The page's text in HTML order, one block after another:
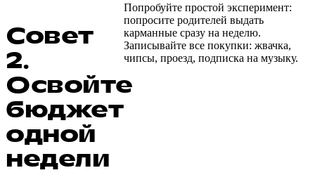
Совет
2.
Освойте
бюджет
одной
недели
Попробуйте простой эксперимент:
попросите родителей выдать
карманные сразу на неделю.
Записывайте все покупки: жвачка,
чипсы, проезд, подписка на музыку.